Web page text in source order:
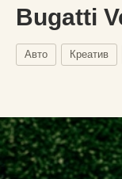
Bugatti
Авто Креатив